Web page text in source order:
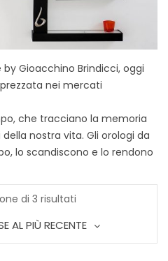
Gioacchino Brindicci, oggi
nei mercati
che tracciano la memoria
nostra vita. Gli orologi da
lo scandiscono e lo rendono
di 3 risultati
in
AL PIÙ RECENTE